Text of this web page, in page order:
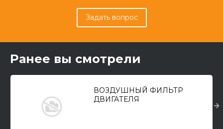
Задать вопрос
Ранее вы смотрели
ВОЗДУШНЫЙ ФИЛЬТР
ДВИГАТЕЛЯ